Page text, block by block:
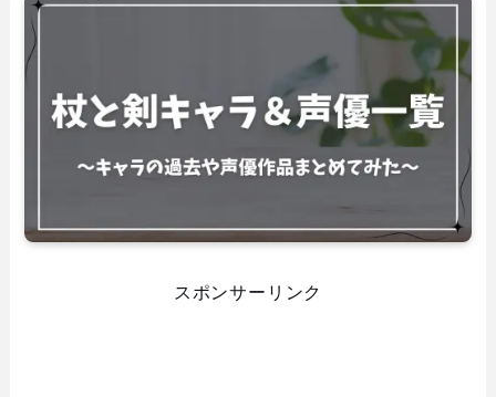
スポンサーリンク